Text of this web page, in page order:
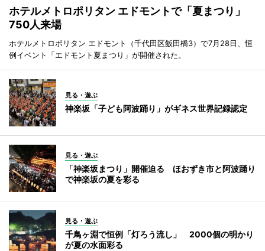
ホテルメトロポリタン エドモントで「夏まつり」
750人来場
ホテルメトロポリタン エドモント（千代田区飯田橋3）で7月28日、恒
例イベント「エドモント夏まつり」が開催された。
見る・遊ぶ
神楽坂「子ども阿波踊り」がギネス世界記録認定
見る・遊ぶ
「神楽坂まつり」開催迫る ほおずき市と阿波踊り
で神楽坂の夏を彩る
見る・遊ぶ
千鳥ヶ淵で恒例「灯ろう流し」 2000個の明かり
が夏の水面彩る